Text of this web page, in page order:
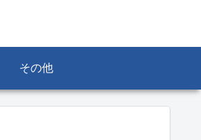
その他